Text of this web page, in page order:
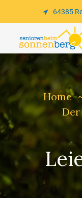
64385
Home